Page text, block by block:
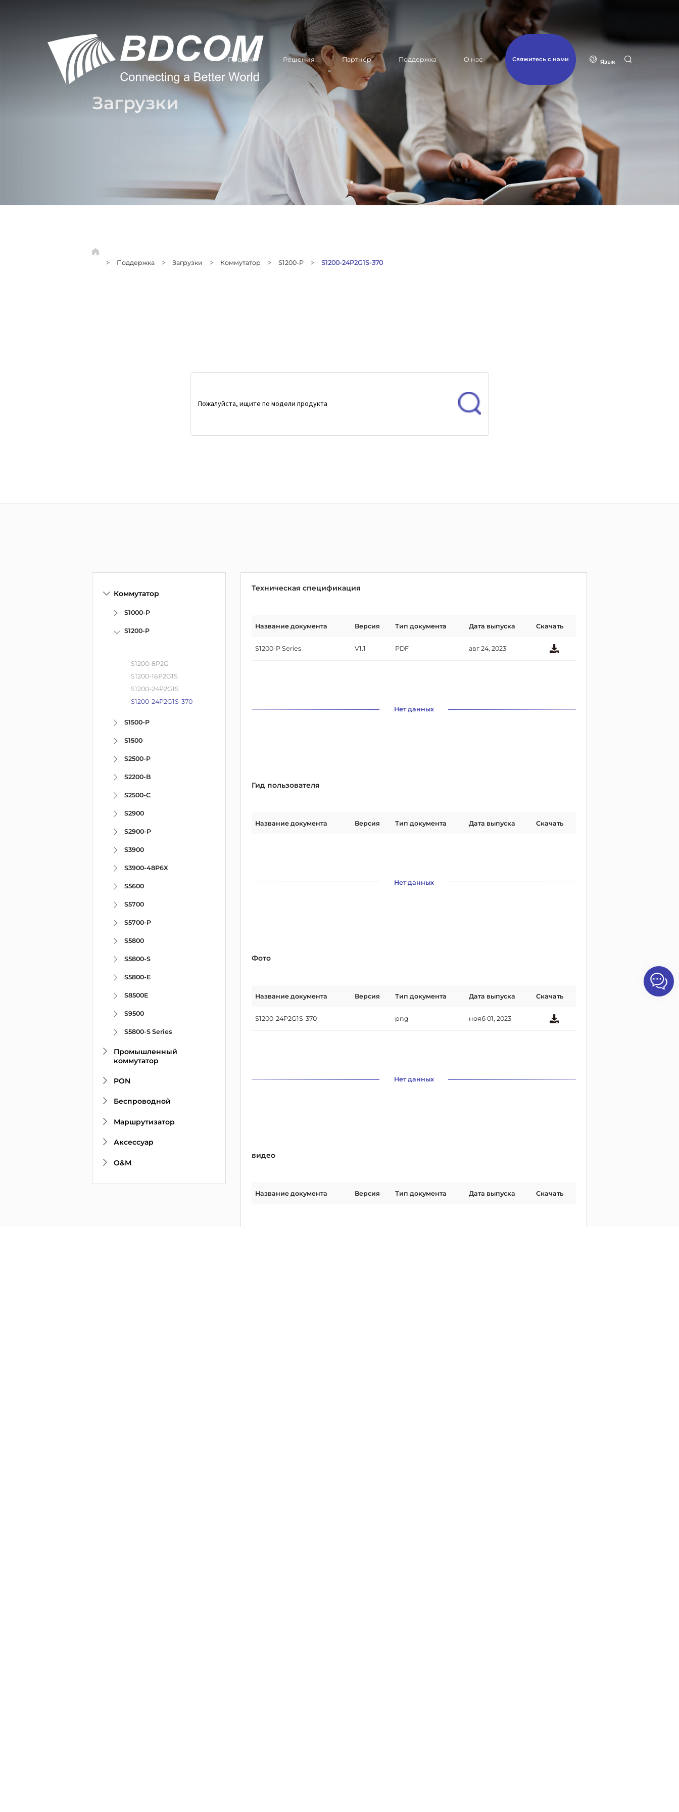
Продукт Решения Партнёр Поддержка О нас Свяжитесь с нами Язык
Загрузки
> Поддержка > Загрузки > Коммутатор > S1200-P > S1200-24P2G1S-370
Коммутатор
S1000-P
S1200-P
S1200-8P2G
S1200-16P2G1S
S1200-24P2G1S
S1200-24P2G1S-370
S1500-P
S1500
S2500-P
S2200-B
S2500-C
S2900
S2900-P
S3900
S3900-48P6X
S5600
S5700
S5700-P
S5800
S5800-S
S5800-E
S8500E
S9500
S5800-S Series
Промышленный
коммутатор
PON
Беспроводной
Маршрутизатор
Аксессуар
O&M
Техническая спецификация
Название документа Версия Тип документа Дата выпуска Скачать
S1200-P Series V1.1 PDF авг 24, 2023
Нет данных
Гид пользователя
Название документа Версия Тип документа Дата выпуска Скачать
Нет данных
Фото
Название документа Версия Тип документа Дата выпуска Скачать
S1200-24P2G1S-370 - png нояб 01, 2023
Нет данных
видео
Название документа Версия Тип документа Дата выпуска Скачать